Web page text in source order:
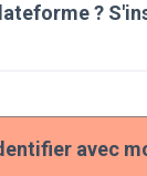
?
avec